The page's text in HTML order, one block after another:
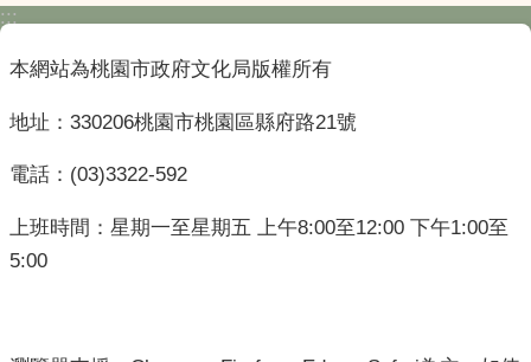
:::
本網站為桃園市政府文化局版權所有
地址：330206桃園市桃園區縣府路21號
電話：(03)3322-592
上班時間：星期一至星期五 上午8:00至12:00 下午1:00至
5:00